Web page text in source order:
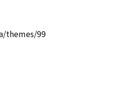
themes/99